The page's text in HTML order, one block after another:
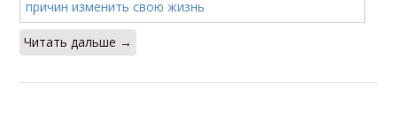
Читать дальше →